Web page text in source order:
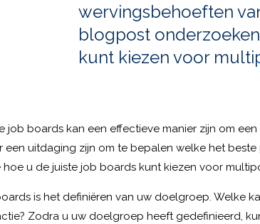
wervingsbehoeften
blogpost
kunt kiezen voor
job boards kan een effectieve manier zijn om
uitdaging zijn om te bepalen welke het
u de juiste job boards kunt kiezen voor
is het definiëren van uw doelgroep. Welke
Zodra u uw doelgroep heeft gedefinieerd,